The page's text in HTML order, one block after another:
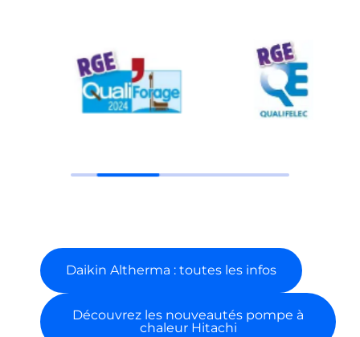
Daikin Altherma : toutes les infos
Découvrez les nouveautés pompe à
chaleur Hitachi